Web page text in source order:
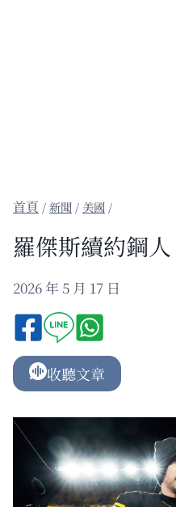
/新聞 / 美國 /
羅傑斯續約鋼
2026 年 5 月 17 日
收聽文章